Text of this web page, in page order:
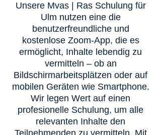
Unsere Mvas | Ras Schulung für
Ulm nutzen eine die
benutzerfreundliche und
kostenlose Zoom-App, die es
ermöglicht, Inhalte lebendig zu
vermitteln – ob an
Bildschirmarbeitsplätzen oder auf
mobilen Geräten wie Smartphone.
Wir legen Wert auf einen
profesionelle Schulung, um alle
relevanten Inhalte den
Teilnehmenden zu vermitteln. Mit